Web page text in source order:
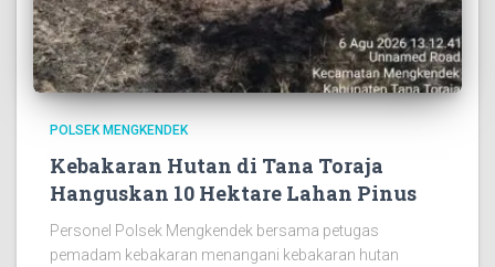
POLSEK MENGKENDEK
Kebakaran Hutan di Tana Toraja
Hanguskan 10 Hektare Lahan Pinus
Personel Polsek Mengkendek bersama petugas
pemadam kebakaran menangani kebakaran hutan